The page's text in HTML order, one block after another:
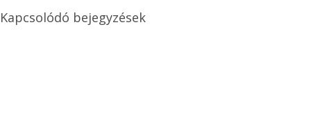
Kapcsolódó bejegyzések